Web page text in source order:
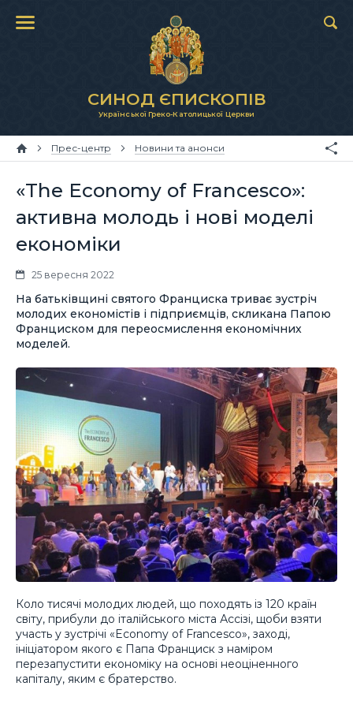
СИНОД ЄПИСКОПІВ
Української Греко-Католицької Церкви
Прес-центр Новини та анонси
«The Economy of Francesco»:
активна молодь і нові моделі
економіки
25 вересня 2022
На батьківщині святого Франциска триває зустріч
молодих економістів і підприємців, скликана Папою
Франциском для переосмислення економічних
моделей.
Коло тисячі молодих людей, що походять із 120 країн
світу, прибули до італійського міста Ассізі, щоби взяти
участь у зустрічі «Economy of Francesco», заході,
ініціатором якого є Папа Франциск з наміром
перезапустити економіку на основі неоціненного
капіталу, яким є братерство.